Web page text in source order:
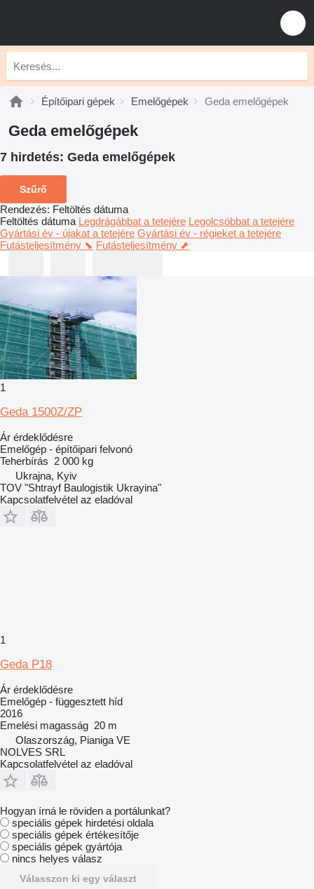
Építőipari gépek Emelőgépek Geda emelőgépek
Geda emelőgépek
7 hirdetés: Geda emelőgépek
Szűrő
Rendezés: Feltöltés dátuma
Feltöltés dátuma Legdrágábbat a tetejére Legolcsóbbat a tetejére
Gyártási év - újakat a tetejére Gyártási év - régieket a tetejére
Futásteljesítmény ⬊ Futásteljesítmény ⬈
1
Geda 1500Z/ZP
Ár érdeklődésre
Emelőgép - építőipari felvonó
Teherbírás 2 000 kg
Ukrajna, Kyiv
TOV "Shtrayf Baulogistik Ukrayina"
Kapcsolatfelvétel az eladóval
1
Geda P18
Ár érdeklődésre
Emelőgép - függesztett híd
2016
Emelési magasság 20 m
Olaszország, Pianiga VE
NOLVES SRL
Kapcsolatfelvétel az eladóval
Hogyan írná le röviden a portálunkat?
speciális gépek hirdetési oldala
speciális gépek értékesítője
speciális gépek gyártója
nincs helyes válasz
Válasszon ki egy választ